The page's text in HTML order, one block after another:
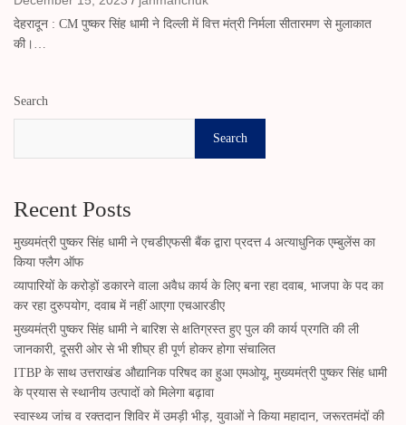
देहरादून : CM पुष्कर सिंह धामी ने दिल्ली में वित्त मंत्री निर्मला सीतारमण से मुलाकात
की।…
Search
Search
Recent Posts
मुख्यमंत्री पुष्कर सिंह धामी ने एचडीएफसी बैंक द्वारा प्रदत्त 4 अत्याधुनिक एम्बुलेंस का
किया फ्लैग ऑफ
व्यापारियों के करोड़ों डकारने वाला अवैध कार्य के लिए बना रहा दवाब, भाजपा के पद का
कर रहा दुरुपयोग, दवाब में नहीं आएगा एचआरडीए
मुख्यमंत्री पुष्कर सिंह धामी ने बारिश से क्षतिग्रस्त हुए पुल की कार्य प्रगति की ली
जानकारी, दूसरी ओर से भी शीघ्र ही पूर्ण होकर होगा संचालित
ITBP के साथ उत्तराखंड औद्यानिक परिषद का हुआ एमओयू, मुख्यमंत्री पुष्कर सिंह धामी
के प्रयास से स्थानीय उत्पादों को मिलेगा बढ़ावा
स्वास्थ्य जांच व रक्तदान शिविर में उमड़ी भीड़, युवाओं ने किया महादान, जरूरतमंदों की